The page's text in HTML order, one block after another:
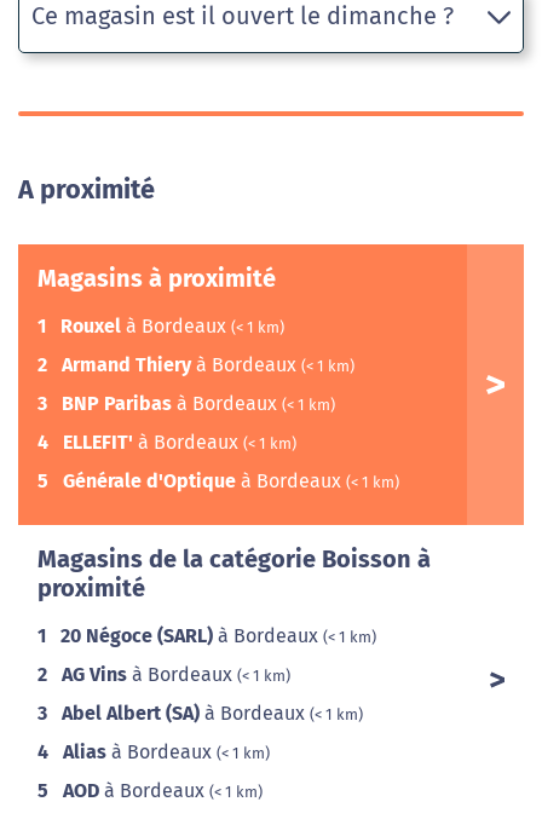
Ce magasin est il ouvert le dimanche ?
A proximité
Magasins à proximité
1 Rouxel à Bordeaux (< 1 km)
2 Armand Thieryà Bordeaux (< 1 km)
3 BNP Paribas à Bordeaux (< 1 km)
4 ELLEFIT' à Bordeaux (< 1 km)
5 Générale d'Optique à Bordeaux (< 1 km)
Magasins de la catégorie Boisson à
proximité
1 20 Négoce (SARL) à Bordeaux (< 1 km)
2 AG Vins à Bordeaux (< 1 km)
3 Abel Albert (SA) à Bordeaux (< 1 km)
4 Alias à Bordeaux (< 1 km)
5 AOD à Bordeaux (< 1 km)